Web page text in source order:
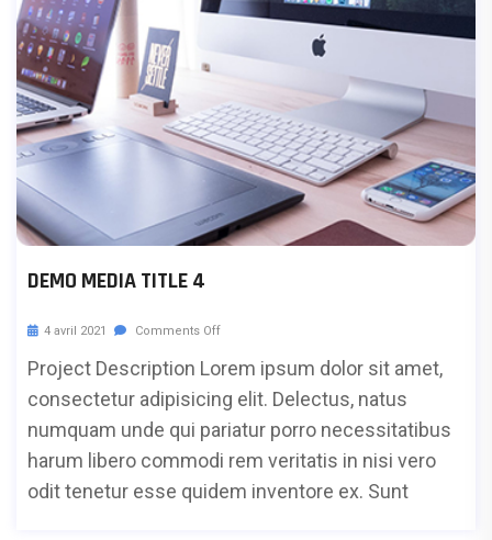
DEMO MEDIA TITLE 4
4 avril 2021 Comments Off
Project Description Lorem ipsum dolor sit amet,
consectetur adipisicing elit. Delectus, natus
numquam unde qui pariatur porro necessitatibus
harum libero commodi rem veritatis in nisi vero
odit tenetur esse quidem inventore ex. Sunt